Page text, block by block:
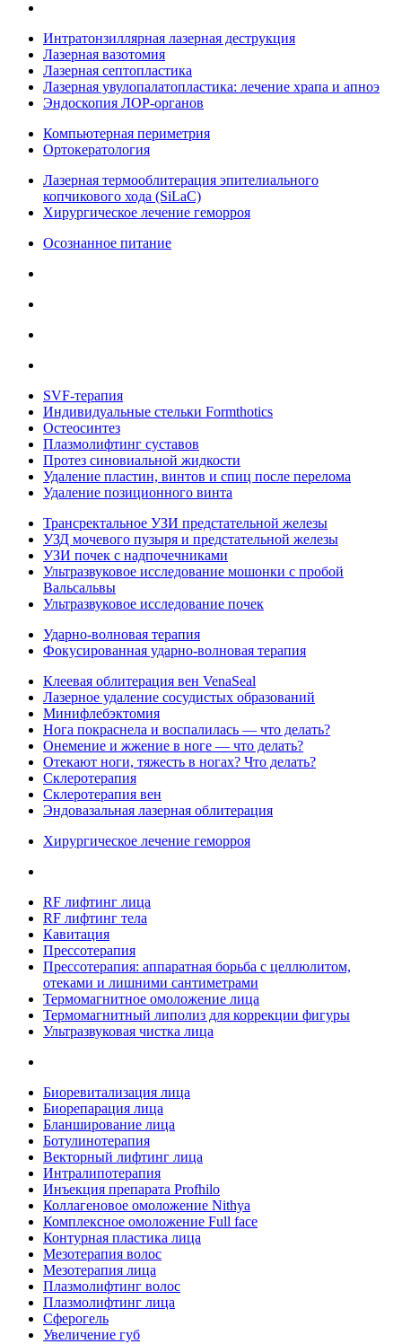
Интратонзиллярная лазерная деструкция
Лазерная вазотомия
Лазерная септопластика
Лазерная увулопалатопластика: лечение храпа и апноэ
Эндоскопия ЛОР-органов
Компьютерная периметрия
Ортокератология
Лазерная термооблитерация эпителиального
копчикового хода (SiLaC)
Хирургическое лечение геморроя
Осознанное питание
SVF-терапия
Индивидуальные стельки Formthotics
Остеосинтез
Плазмолифтинг суставов
Протез синовиальной жидкости
Удаление пластин, винтов и спиц после перелома
Удаление позиционного винта
Трансректальное УЗИ предстательной железы
УЗД мочевого пузыря и предстательной железы
УЗИ почек с надпочечниками
Ультразвуковое исследование мошонки с пробой
Вальсальвы
Ультразвуковое исследование почек
Ударно-волновая терапия
Фокусированная ударно-волновая терапия
Клеевая облитерация вен VenaSeal
Лазерное удаление сосудистых образований
Минифлебэктомия
Нога покраснела и воспалилась — что делать?
Онемение и жжение в ноге — что делать?
Отекают ноги, тяжесть в ногах? Что делать?
Склеротерапия
Склеротерапия вен
Эндовазальная лазерная облитерация
Хирургическое лечение геморроя
RF лифтинг лица
RF лифтинг тела
Кавитация
Прессотерапия
Прессотерапия: аппаратная борьба с целлюлитом,
отеками и лишними сантиметрами
Термомагнитное омоложение лица
Термомагнитный липолиз для коррекции фигуры
Ультразвуковая чистка лица
Биоревитализация лица
Биорепарация лица
Бланширование лица
Ботулинотерапия
Векторный лифтинг лица
Интралипотерапия
Инъекция препарата Profhilo
Коллагеновое омоложение Nithya
Комплексное омоложение Full face
Контурная пластика лица
Мезотерапия волос
Мезотерапия лица
Плазмолифтинг волос
Плазмолифтинг лица
Сферогель
Увеличение губ